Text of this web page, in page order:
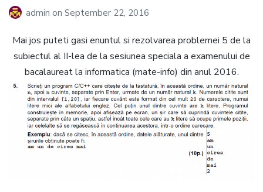
admin on September 22, 2016
Mai jos puteti gasi enuntul si rezolvarea problemei 5 de la
subiectul al II-lea de la sesiunea speciala a examenului de
bacalaureat la informatica (mate-info) din anul 2016.